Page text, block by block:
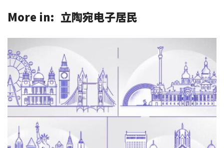
More in: 立陶宛电子居民